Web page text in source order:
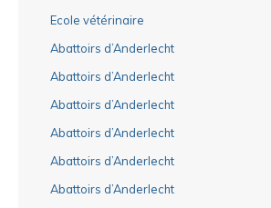
Ecole vétérinaire
Abattoirs d’Anderlecht
Abattoirs d’Anderlecht
Abattoirs d’Anderlecht
Abattoirs d’Anderlecht
Abattoirs d’Anderlecht
Abattoirs d’Anderlecht